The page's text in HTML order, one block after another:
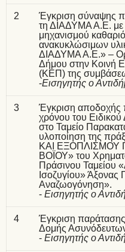
2
Έγκριση σύναψης
τη ΔΙΑΔΥΜΑ Α.Ε. με
μηχανισμού
ανακυκλώσιμων
ΔΙΑΔΥΜΑ Α.Ε.» –
Δήμου στην Κοινή
(ΚΕΠ) της
-Εισηγητής ο
3
Έγκριση αποδοχής
χρόνου του
στο Ταμείο
υλοποίηση της
ΚΑΙ
ΒΟΪΟΥ» του
Πράσινου Ταμείου
Ισοζυγίου» Άξονας
Αναζωογόνηση».
-Εισηγητής ο
4
Έγκριση
Δομής
-Εισηγητής ο